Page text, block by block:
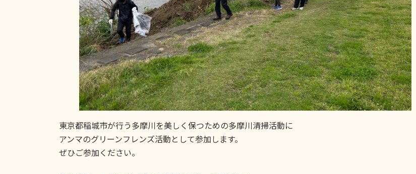
東京都稲城市が行う多摩川を美しく保つための多摩川清掃活動に
アンマのグリーンフレンズ活動として参加します。
ぜひご参加ください。